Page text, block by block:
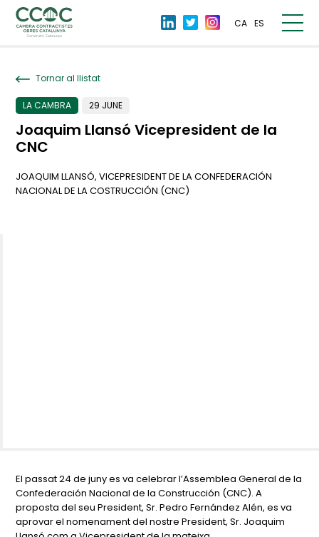
CA ES
Tornar al llistat
LA CAMBRA 29 JUNE
Joaquim Llansó Vicepresident de la
CNC
JOAQUIM LLANSÓ, VICEPRESIDENT DE LA CONFEDERACIÓN
NACIONAL DE LA COSTRUCCIÓN (CNC)
El passat 24 de juny es va celebrar l’Assemblea General de la
Confederación Nacional de la Construcción (CNC). A
proposta del seu President, Sr. Pedro Fernández Alén, es va
aprovar el nomenament del nostre President, Sr. Joaquim